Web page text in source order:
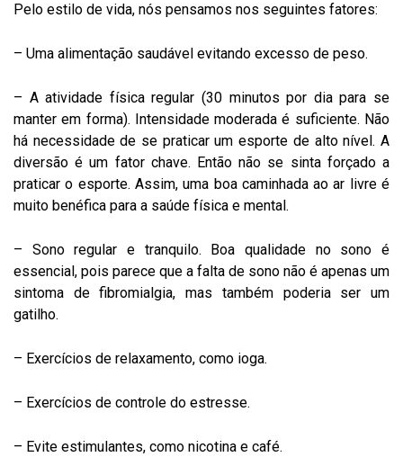
Pelo estilo de vida, nós pensamos nos seguintes fatores:
– Uma alimentação saudável evitando excesso de peso.
– A atividade física regular (30 minutos por dia para se
manter em forma). Intensidade moderada é suficiente. Não
há necessidade de se praticar um esporte de alto nível. A
diversão é um fator chave. Então não se sinta forçado a
praticar o esporte. Assim, uma boa caminhada ao ar livre é
muito benéfica para a saúde física e mental.
– Sono regular e tranquilo. Boa qualidade no sono é
essencial, pois parece que a falta de sono não é apenas um
sintoma de fibromialgia, mas também poderia ser um
gatilho.
– Exercícios de relaxamento, como ioga.
– Exercícios de controle do estresse.
– Evite estimulantes, como nicotina e café.